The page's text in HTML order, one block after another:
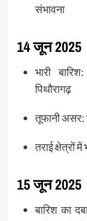
संभावना
14 जून 2025
भारी
पिथौरागढ़
तूफानी असर:
तराई क्षेत्रों
15 जून 2025
बारिश का